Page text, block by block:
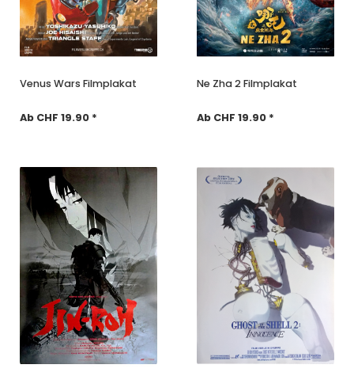
Venus Wars Filmplakat
Ab CHF 19.90 *
Ne Zha 2 Filmplakat
Ab CHF 19.90 *